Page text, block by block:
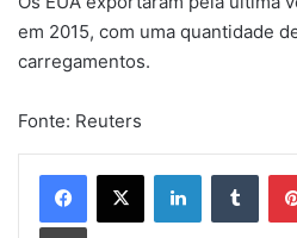
em 2015, com uma quantidade
carregamentos.
Fonte: Reuters
Linkedin
Imprimir